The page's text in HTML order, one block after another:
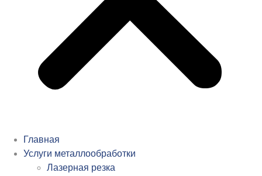
Главная
Услуги металлообработки
Лазерная резка